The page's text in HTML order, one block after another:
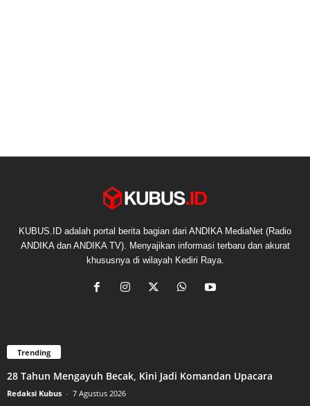
KUBUS.ID adalah portal berita bagian dari ANDIKA MediaNet (Radio
ANDIKA dan ANDIKA TV). Menyajikan informasi terbaru dan akurat
khususnya di wilayah Kediri Raya.
Trending
28 Tahun Mengayuh Becak, Kini Jadi Komandan Upacara
Redaksi Kubus - 7 Agustus 2026